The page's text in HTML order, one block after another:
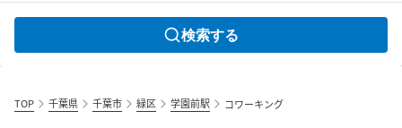
検索する
TOP 千葉県 千葉市 緑区 学園前駅 コワーキング